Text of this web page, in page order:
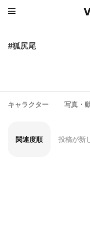
#狐尻尾
キャラクター 写真・
関連度順 投稿が新